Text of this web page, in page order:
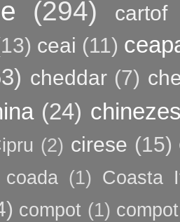
(294)
cartof
ceai (11)
cheddar (7)
(24)
(2) cirese (15)
coada (1) Coasta
compot (1)